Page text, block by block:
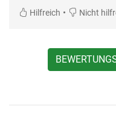
Hilfreich • Nicht